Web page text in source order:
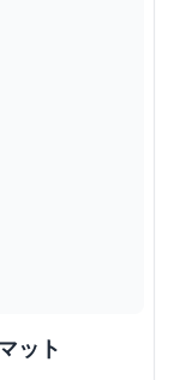
ット